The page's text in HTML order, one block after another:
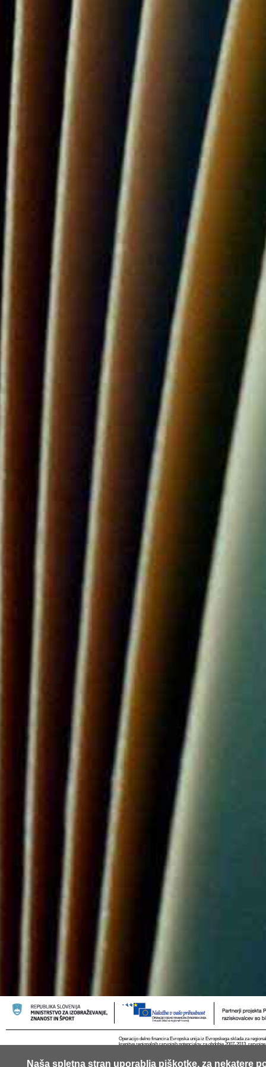
Naša spletna stran uporablja piškotke, za nekatere
Operacijo delno financira Evropska unija iz Evropskega sklada za
krepitve regionalnih razvojnih potencialov za obdobje 2007-2013,